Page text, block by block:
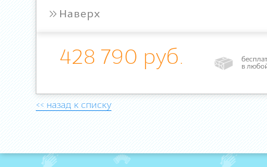
» Наверх
428 790 руб.
в
<< назад к списку